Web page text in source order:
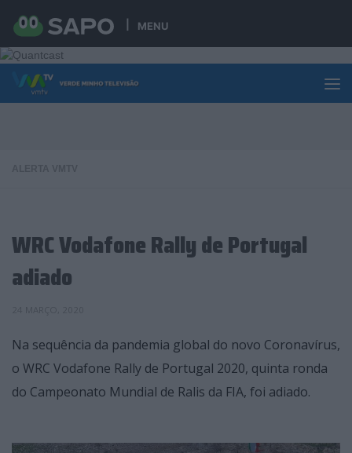
MENU
Skip to content
WRC Vodafone Rally de Portugal
adiado
Na sequência da pandemia global do novo Coronavírus,
o WRC Vodafone Rally de Portugal 2020, quinta ronda
do Campeonato Mundial de Ralis da FIA, foi adiado.